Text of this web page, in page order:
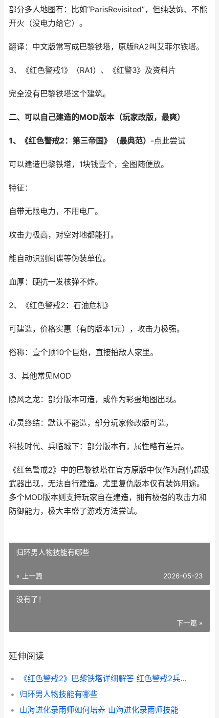
部分多人地图有：比如“ParisRevisited”，但纯装饰、不能
开火（没电力给它）。
翻译：中文版常写成巴黎铁塔，原版RA2叫艾菲尔铁塔。
3、《红色警戒1》（RA1）、《红警3》及资料片
完全没有巴黎铁塔这个建筑。
二、可以自己建造的MOD版本（玩家改版，最爽）
1、《红色警戒2：第三帝国》（最典范） -点此尝试
可以建造巴黎铁塔，1块钱壹个，全图随便放。
特征：
自带无限电力，不用电厂。
攻击力极高，对空对地都能打。
能自动识别间谍等伪装单位。
血厚：硬抗一发核弹不炸。
2、《红色警戒2：石油危机》
可建造，价格实惠（有的版本1元），攻击力极强。
俗称：壹个顶10个巨炮，直接拍敌人家里。
3、其他常见MOD
隐风之龙：部分版本可造，或作为彩蛋地图出现。
心灵终结：默认不能造，部分玩家修改版可造。
科技时代、兵临城下：部分版本有，属性略有差异。
《红色警戒2》中的巴黎铁塔在官方原版中仅作为剧情超级
武器出现，无法自行建造。尤里复仇版本仅有装饰用途。
多个MOD版本则支持玩家自在建造，拥有极强的攻击力和
防御能力，极大丰盛了游戏方法尝试。
归环男人物技能有哪些
« 上一篇 2026-05-23
没有了！
下一篇 »
延伸阅读
《红色警戒2》巴黎铁塔详细解答 红色警戒2兵临城下
归环男人物技能有哪些
山海进化录雨师如何培养 山海进化录雨师技能